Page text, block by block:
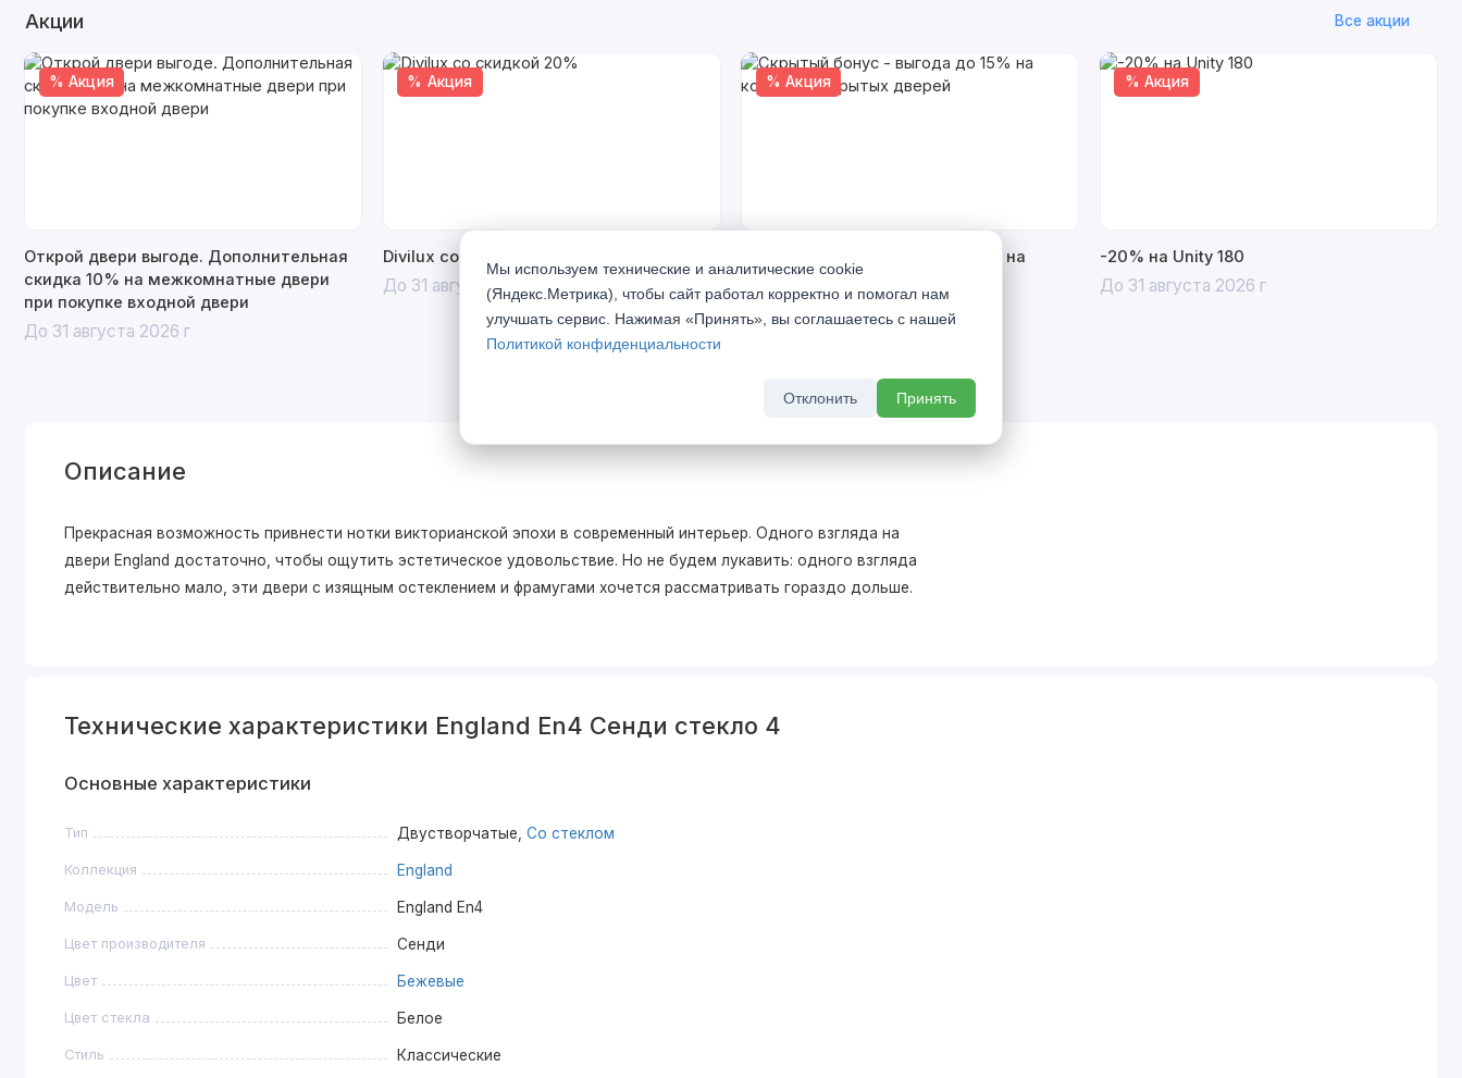
Акции Все акции
% Акция
Открой двери выгоде. Дополнительная
скидка 10% на межкомнатные двери
при покупке входной двери
До 31 августа 2026 г
% Акция
Divilux со скидкой 20%
До 31 августа 2026 г
% Акция
Скрытый бонус - выгода до 15% на
комплект скрытых дверей
До 31 августа 2026 г
% Акция
-20% на Unity 180
До 31 августа 2026 г
Описание
Прекрасная возможность привнести нотки викторианской эпохи в современный интерьер. Одного взгляда на
двери England достаточно, чтобы ощутить эстетическое удовольствие. Но не будем лукавить: одного взгляда
действительно мало, эти двери с изящным остеклением и фрамугами хочется рассматривать гораздо дольше.
Технические характеристики England En4 Сенди стекло 4
Основные характеристики
Тип Двустворчатые, Со стеклом
Коллекция England
Модель England En4
Цвет производителя Сенди
Цвет Бежевые
Цвет стекла Белое
Стиль Классические
Мы используем технические и аналитические cookie
(Яндекс.Метрика), чтобы сайт работал корректно и помогал нам
улучшать сервис. Нажимая «Принять», вы соглашаетесь с нашей
Политикой конфиденциальности
Отклонить Принять